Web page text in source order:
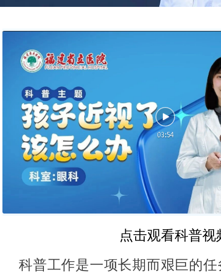
点击观看科普视
科普工作是一项长期而艰巨的